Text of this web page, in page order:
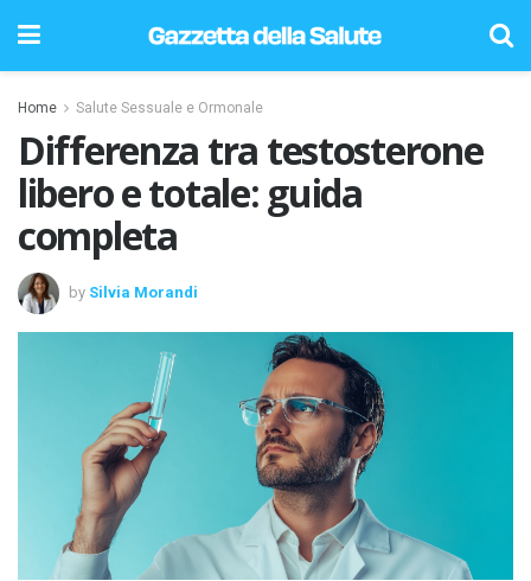
Home Salute Sessuale e Ormonale
Differenza tra testosterone
libero e totale: guida
completa
by Silvia Morandi